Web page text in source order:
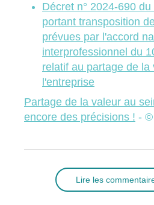
Décret n° 2024-690
portant transposition
prévues par l'accord
interprofessionnel du
relatif au partage de la
l'entreprise
Partage de la valeur au
encore des précisions ! - ©
Lire les